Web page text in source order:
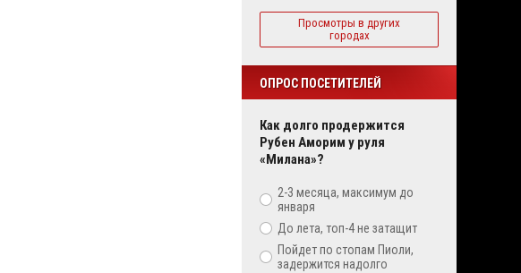
Просмотры в других
городах
ОПРОС ПОСЕТИТЕЛЕЙ
Как долго продержится
Рубен Аморим у руля
«Милана»?
2-3 месяца, максимум до
января
До лета, топ-4 не затащит
Пойдет по стопам Пиоли,
задержится надолго